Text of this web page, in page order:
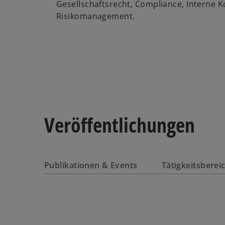
Gesellschaftsrecht, Compliance, Interne
Risikomanagement.
Veröffentlichungen
Publikationen & Events